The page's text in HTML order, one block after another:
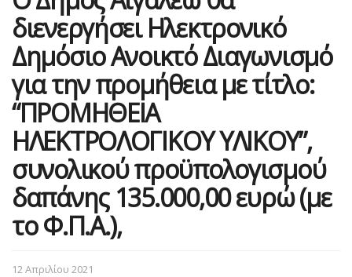
διενεργήσει Ηλεκτρονικό
Δημόσιο Ανοικτό Διαγωνισμό
για την προμήθεια με τίτλο:
“ΠΡΟΜΗΘΕΙΑ
ΗΛΕΚΤΡΟΛΟΓΙΚΟΥ ΥΛΙΚΟΥ”,
συνολικού προϋπολογισμού
δαπάνης 135.000,00 ευρώ (με
το Φ.Π.Α.),
12 Απριλίου 2021